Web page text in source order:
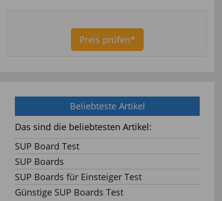
Preis prüfen*
Beliebteste Artikel
Das sind die beliebtesten Artikel:
SUP Board Test
SUP Boards
SUP Boards für Einsteiger Test
Günstige SUP Boards Test